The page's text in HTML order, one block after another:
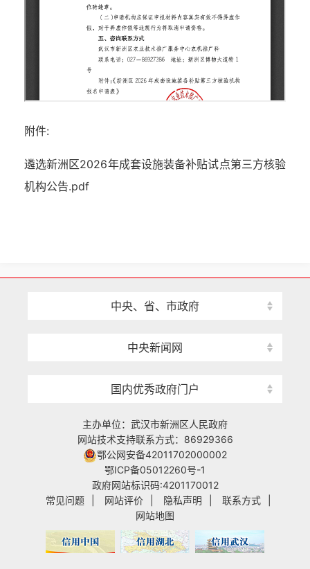
附件:
遴选新洲区2026年成套设施装备补贴试点第三方核验
机构公告.pdf
中央、省、市政府
中央新闻网
国内优秀政府门户
主办单位：武汉市新洲区人民政府
网站技术支持联系方式：86929366
鄂公网安备42011702000002
鄂ICP备05012260号-1
政府网站标识码:4201170012
常见问题
网站评价 隐私声明 联系方式
网站地图